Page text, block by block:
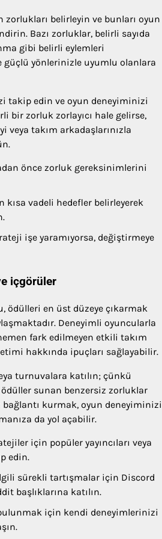
zorlukları belirleyin ve bunları oyun
Bazı zorluklar, belirli sayıda
gibi belirli eylemleri
güçlü yönlerinizle uyumlu olanlara
takip edin ve oyun deneyiminizi
bir zorluk zorlayıcı hale gelirse,
takım arkadaşlarınızla
önce zorluk gereksinimlerini
kısa vadeli hedefler belirleyerek
işe yaramıyorsa, değiştirmeye
içgörüler
ödülleri en üst düzeye çıkarmak
Deneyimli oyuncularla
fark edilmeyen etkili takım
hakkında ipuçları sağlayabilir.
turnuvalara katılın; çünkü
sunan benzersiz zorluklar
kurmak, oyun deneyiminizi
da yol açabilir.
için popüler yayıncıları veya
edin.
sürekli tartışmalar için Discord
başlıklarına katılın.
için kendi deneyimlerinizi